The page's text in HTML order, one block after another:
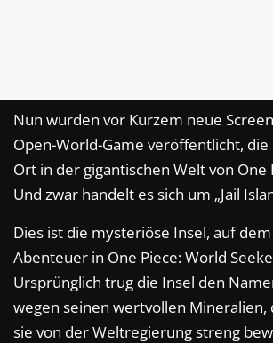
Nun wurden vor Kurzem neue
Open-World-Game veröffentlicht,
Ort in der gigantischen Welt von One
Und zwar handelt es sich um „Jail
Dies ist die mysteriöse Insel, auf dem
Abenteuer in One Piece: World
Ursprünglich trug die Insel den
wegen seinen wertvollen Mineralien,
sie von der Weltregierung streng